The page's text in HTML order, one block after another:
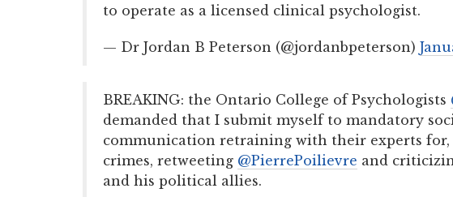
to operate as a licensed clinical psychologist.
— Dr Jordan B Peterson (@jordanbpeterson)
BREAKING: the Ontario College of Psychologists
demanded that I submit myself to mandatory
communication retraining with their experts for,
crimes, retweeting @PierrePoilievre and
and his political allies.